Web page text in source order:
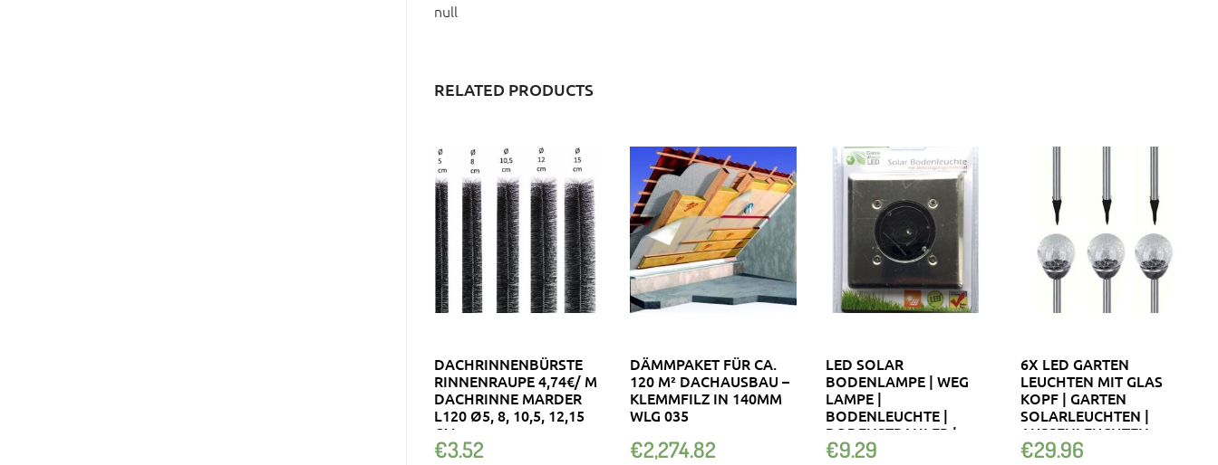
null
RELATED PRODUCTS
DACHRINNENBÜRSTE
RINNENRAUPE 4,74€/ M
DACHRINNE MARDER
L120 Ø5, 8, 10,5, 12,15
CM
€3.52
DÄMMPAKET FÜR CA.
120 M² DACHAUSBAU –
KLEMMFILZ IN 140MM
WLG 035
€2,274.82
LED SOLAR
BODENLAMPE | WEG
LAMPE |
BODENLEUCHTE |
BODENSTRAHLER |
SOLARLAMPE
€9.29
6X LED GARTEN
LEUCHTEN MIT GLAS
KOPF | GARTEN
SOLARLEUCHTEN |
AUSSENLEUCHTEN
€29.96